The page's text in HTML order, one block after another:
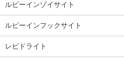
ルビーインゾイサイト
ルビーインフックサイト
レピドライト